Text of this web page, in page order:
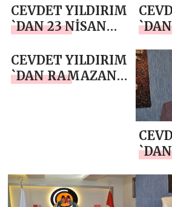
CEVDET YILDIRIM
`DAN 23 NİSAN
CEVDET YILDIRIM
`DAN RAMAZAN